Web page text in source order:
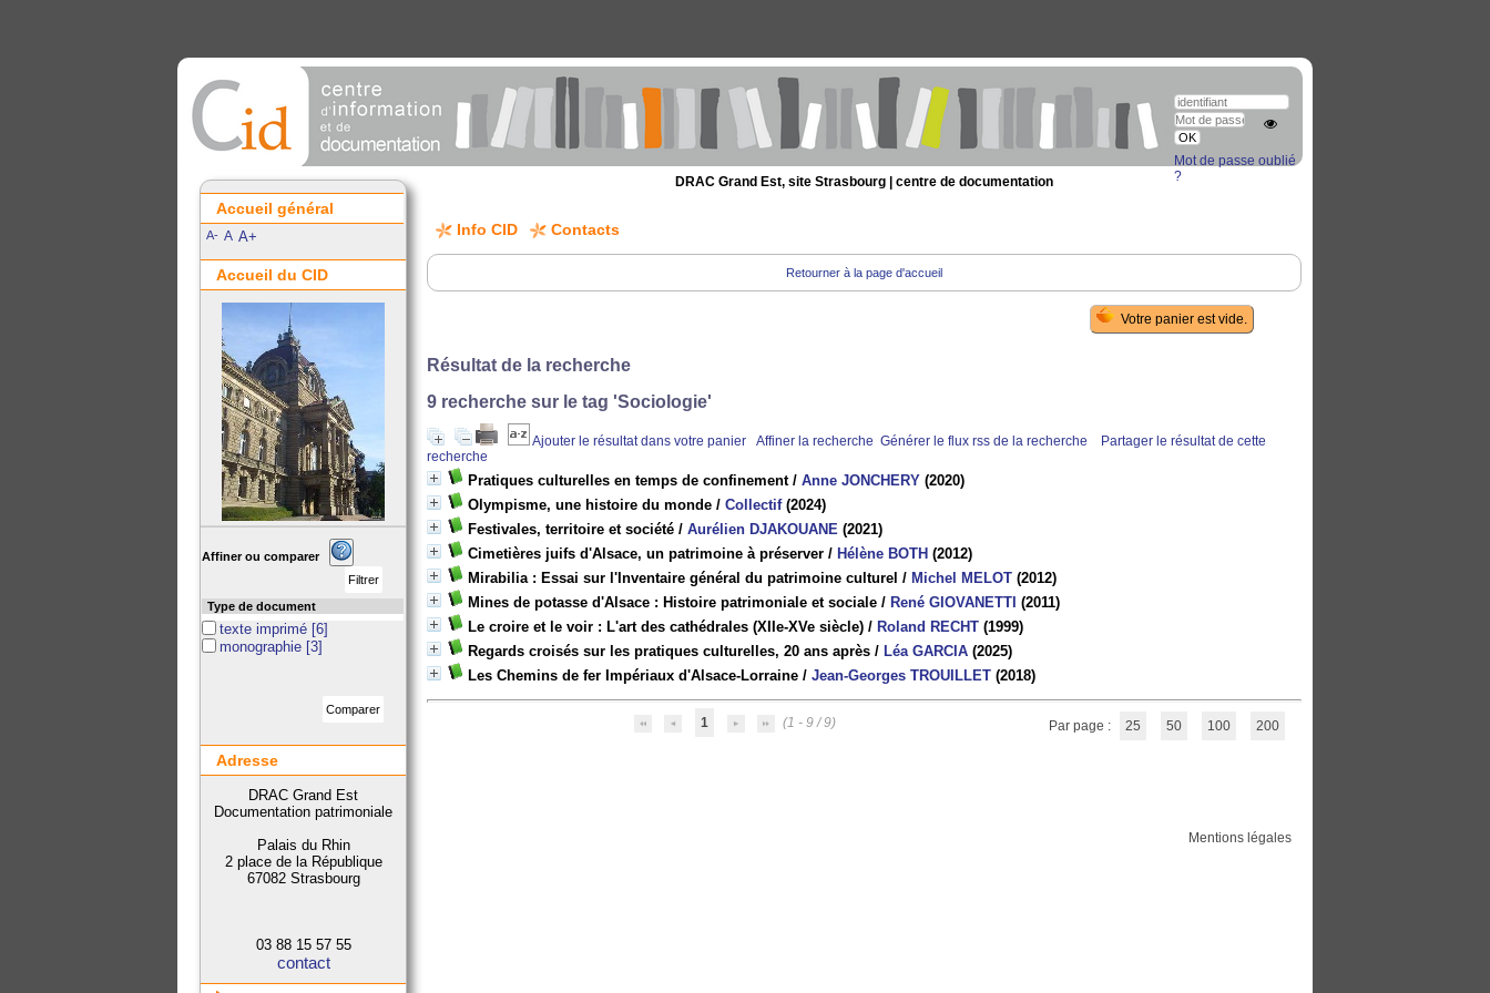
DRAC Grand Est, site Strasbourg | centre de documentation
Info CID Contacts
Retourner à la page d'accueil
Résultat de la recherche
9 recherche sur le tag 'Sociologie'
Ajouter le résultat dans votre panier Affiner la recherche Générer le flux rss de la recherche
Partager le résultat de cette
recherche
Pratiques culturelles en temps de confinement/Anne JONCHERY (2020)
Olympisme, une histoire du monde /Collectif(2024)
Festivales, territoire et société /Aurélien DJAKOUANE (2021)
Cimetières juifs d'Alsace, un patrimoine à préserver / Hélène BOTH (2012)
Mirabilia : Essai sur l'Inventaire général du patrimoine culturel / Michel MELOT (2012)
Mines de potasse d'Alsace : Histoire patrimoniale et sociale / René GIOVANETTI (2011)
Le croire et le voir : L'art des cathédrales (XIIe-XVe siècle) / Roland RECHT (1999)
Regards croisés sur les pratiques culturelles, 20 ans après / Léa GARCIA (2025)
Les Chemins de fer Impériaux d'Alsace-Lorraine /Jean-Georges TROUILLET (2018)
1 (1 - 9 / 9) Par page : 25 50 100 200
Mentions légales
Accueil général
A- A A+
Accueil du CID
Mot de passe oublié
?
Affiner ou comparer
Type de document
texte imprimé [6]
monographie [3]
Adresse
DRAC Grand Est
Documentation patrimoniale
Palais du Rhin
2 place de la République
67082 Strasbourg
03 88 15 57 55
contact